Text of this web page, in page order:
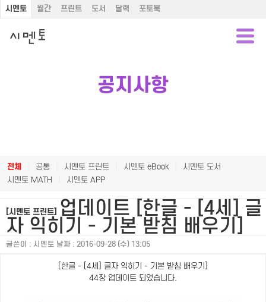
시멘토 월간 프린트 도서 달력 포토북
공지사항
전체 공통 시멘토 프린트 시멘토 eBook
시멘토 도서
시멘토 MATH
시멘토 APP
[시멘토 프린트] 업데이트 [한글 - [4세] 글
자 익히기 - 기본 받침 배우기]
글쓴이 : 시멘토 날짜 : 2016-09-28 (수) 13:05
[한글 - [4세] 글자 익히기 - 기본 받침 배우기]
44장 업데이트 되었습니다.